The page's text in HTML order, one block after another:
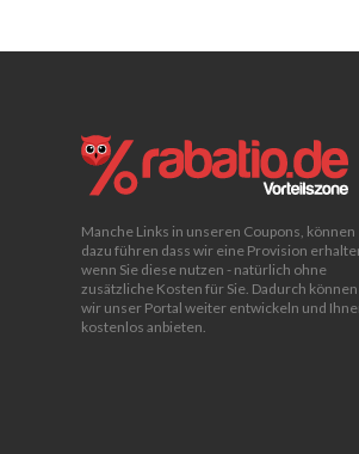
Manche Links in unseren Coupons, können
dazu führen dass wir eine Provision
wenn Sie diese nutzen - natürlich ohne
zusätzliche Kosten für Sie. Dadurch können
wir unser Portal weiter entwickeln und
kostenlos anbieten.